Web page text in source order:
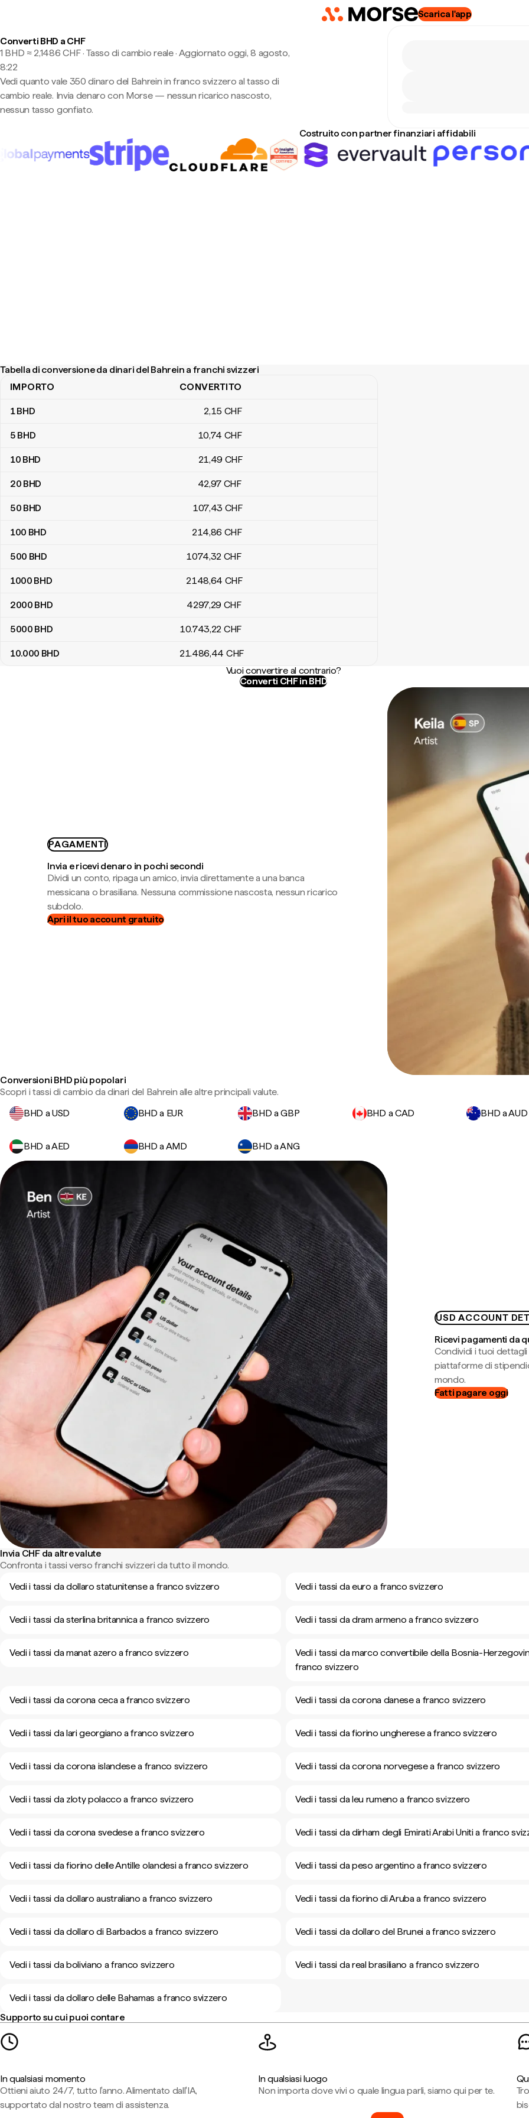
Scarica l'app
Converti BHD a CHF
1 BHD ≈ 2,1486 CHF · Tasso di cambio reale· Aggiornato oggi, 8 agosto,
8:22
Vedi quanto vale 350 dinaro del Bahrein in franco svizzero al tasso di
cambio reale. Invia denaro con Morse — nessun ricarico nascosto,
nessun tasso gonfiato.
Costruito con partner finanziari affidabili
Tabella di conversione da dinari del Bahrein a franchi svizzeri
Tabella di conversione da dinari del Bahrein a franchi svizzeri
IMPORTO CONVERTITO
1BHD 2,15 CHF
5 BHD 10,74 CHF
10 BHD 21,49 CHF
20 BHD 42,97 CHF
50 BHD 107,43 CHF
100 BHD 214,86 CHF
500 BHD 1074,32 CHF
1000 BHD 2148,64 CHF
2000 BHD 4297,29 CHF
5000 BHD 10.743,22 CHF
10.000 BHD 21.486,44 CHF
Vuoi convertire al contrario?
Converti CHF in BHD
PAGAMENTI
Invia e ricevi denaro in pochi secondi
Dividi un conto, ripaga un amico, invia direttamente a una banca
messicana o brasiliana. Nessuna commissione nascosta, nessun ricarico
subdolo.
Apri il tuo account gratuito
Conversioni BHD più popolari
Scopri i tassi di cambio da dinari del Bahrein alle altre principali valute.
BHD a USD
BHD a EUR BHD a GBP BHD a CAD BHD a AUD
BHD a AED BHD a AMD BHD a ANG
USD ACCOUNT
Ricevi pagamenti da
Condividi i tuoi dettagli
piattaforme di
mondo.
Fatti pagare oggi
Invia CHF da altre valute
Confronta i tassi verso franchi svizzeri da tutto il mondo.
Vedi i tassi da dollaro statunitense a franco svizzero
Vedi i tassi da euro a franco svizzero
Vedi i tassi da sterlina britannica a franco svizzero Vedi i tassi da dram armeno a franco svizzero
Vedi i tassi da manat azero a franco svizzero
Vedi i tassi da marco convertibile della Bosnia-
franco svizzero
Vedi i tassi da corona ceca a franco svizzero Vedi i tassi da corona danese a franco svizzero
Vedi i tassi da lari georgiano a franco svizzero Vedi i tassi da fiorino ungherese a franco svizzero
Vedi i tassi da corona islandese a franco svizzero Vedi i tassi da corona norvegese a franco svizzero
Vedi i tassi da zloty polacco a franco svizzero Vedi i tassi da leu rumeno a franco svizzero
Vedi i tassi da corona svedese a franco svizzero Vedi i tassi da dirham degli Emirati Arabi Uniti a franco
Vedi i tassi da fiorino delle Antille olandesi a franco svizzero Vedi i tassi da peso argentino a franco svizzero
Vedi i tassi da dollaro australiano a franco svizzero Vedi i tassi da fiorino di Aruba a franco svizzero
Vedi i tassi da dollaro di Barbados a franco svizzero Vedi i tassi da dollaro del Brunei a franco svizzero
Vedi i tassi da boliviano a franco svizzero Vedi i tassi da real brasiliano a franco svizzero
Vedi i tassi da dollaro delle Bahamas a franco svizzero
Supporto su cui puoi contare
In qualsiasi momento
Ottieni aiuto 24/7, tutto l'anno. Alimentato dall'IA,
supportato dal nostro team di assistenza.
In qualsiasi luogo
Non importa dove vivi o quale lingua parli, siamo qui per te.